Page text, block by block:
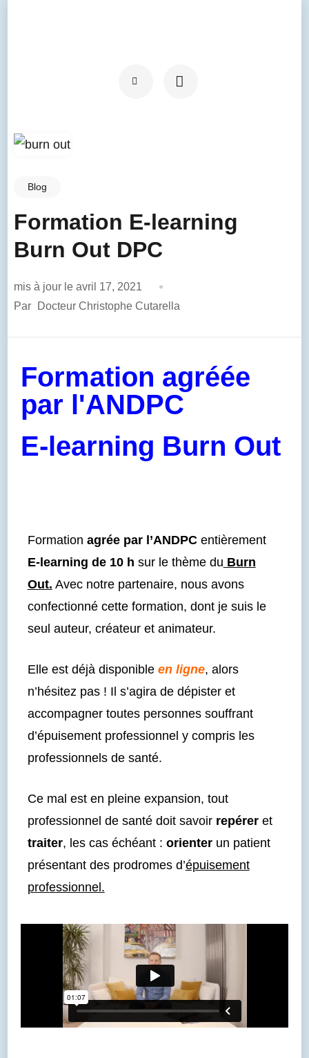
Blog
Formation E-learning
Burn Out DPC
mis à jour le avril 17, 2021
Par
Docteur Christophe Cutarella
Formation agréée
par l'ANDPC
E-learning Burn Out
Formation agrée par l’ANDPCentièrement
E-learning de 10 h sur le thème du Burn
Out. Avec notre partenaire, nous avons
confectionné cette formation, dont je suis le
seul auteur, créateur et animateur.
Elle est déjà disponible en ligne, alors
n’hésitez pas ! Il s’agira de dépister et
accompagner toutes personnes souffrant
d’épuisement professionnel y compris les
professionnels de santé.
Ce mal est en pleine expansion, tout
professionnel de santé doit savoir repéreret
traiter, les cas échéant : orienterun patient
présentant des prodromes d’épuisement
professionnel.